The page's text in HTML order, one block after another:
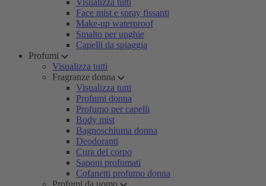
Visualizza tutti
Face mist e spray fissanti
Make-up waterproof
Smalto per unghie
Capelli da spiaggia
Profumi
Visualizza tutti
Fragranze donna
Visualizza tutti
Profumi donna
Profumo per capelli
Body mist
Bagnoschiuma donna
Deodoranti
Cura del corpo
Saponi profumati
Cofanetti profumo donna
Profumi da uomo